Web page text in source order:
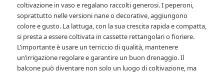
coltivazione in vaso e regalano raccolti generosi. I peperoni,
soprattutto nelle versioni nane o decorative, aggiungono
colore e gusto. La lattuga, con la sua crescita rapida e compatta,
si presta a essere coltivata in cassette rettangolari o fioriere.
L’importante è usare un terriccio di qualità, mantenere
un’irrigazione regolare e garantire un buon drenaggio. Il
balcone può diventare non solo un luogo di coltivazione, ma